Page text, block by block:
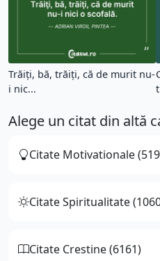
Trăiţi, bă, trăiţi, că de murit nu-
i nic...
Alege un citat din altă
Citate Motivationale
Citate Spiritualitate
Citate Crestine (6161)